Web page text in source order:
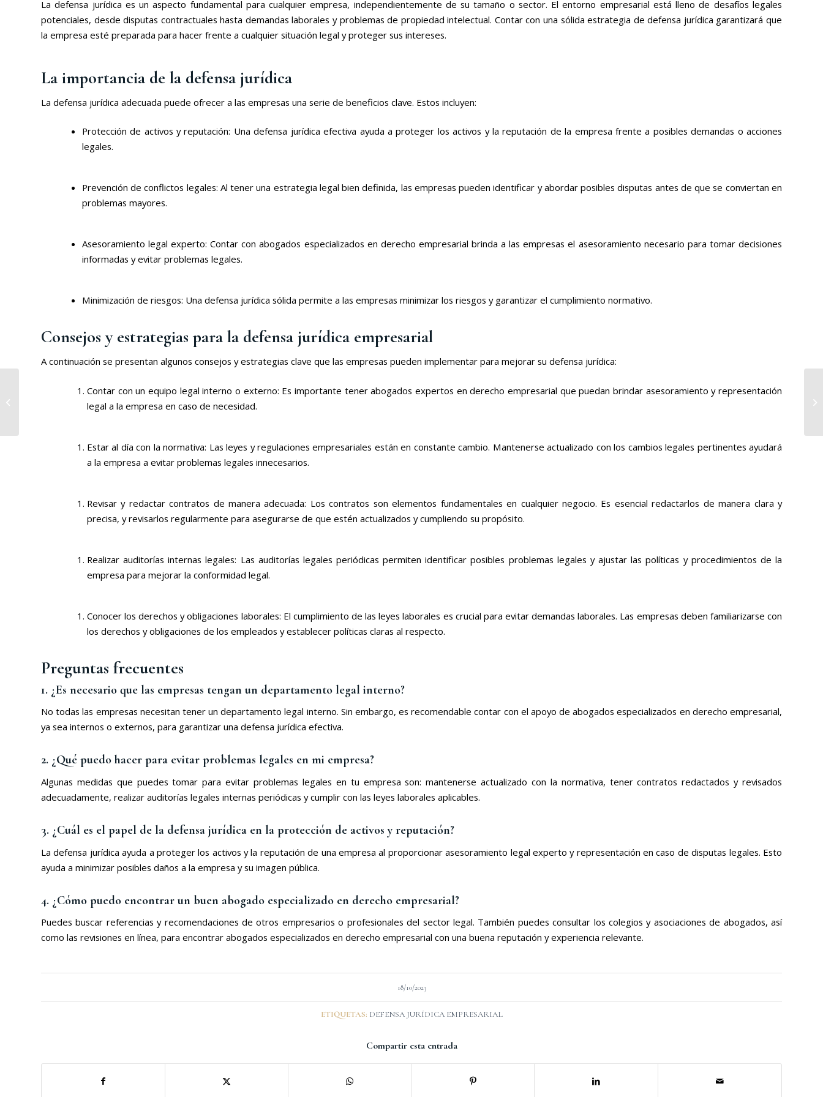
La defensa jurídica es un aspecto fundamental para cualquier empresa, independientemente de su tamaño o sector. El entorno empresarial está lleno de desafíos legales
potenciales, desde disputas contractuales hasta demandas laborales y problemas de propiedad intelectual. Contar con una sólida estrategia de defensa jurídica garantizará que
la empresa esté preparada para hacer frente a cualquier situación legal y proteger sus intereses.
La importancia de la defensa jurídica
La defensa jurídica adecuada puede ofrecer a las empresas una serie de beneficios clave. Estos incluyen:
Protección de activos y reputación: Una defensa jurídica efectiva ayuda a proteger los activos y la reputación de la empresa frente a posibles demandas o acciones
legales.
Prevención de conflictos legales: Al tener una estrategia legal bien definida, las empresas pueden identificar y abordar posibles disputas antes de que se conviertan en
problemas mayores.
Asesoramiento legal experto: Contar con abogados especializados en derecho empresarial brinda a las empresas el asesoramiento necesario para tomar decisiones
informadas y evitar problemas legales.
Minimización de riesgos: Una defensa jurídica sólida permite a las empresas minimizar los riesgos y garantizar el cumplimiento normativo.
Consejos y estrategias para la defensa jurídica empresarial
A continuación se presentan algunos consejos y estrategias clave que las empresas pueden implementar para mejorar su defensa jurídica:
Contar con un equipo legal interno o externo: Es importante tener abogados expertos en derecho empresarial que puedan brindar asesoramiento y representación
legal a la empresa en caso de necesidad.
Estar al día con la normativa: Las leyes y regulaciones empresariales están en constante cambio. Mantenerse actualizado con los cambios legales pertinentes ayudará
a la empresa a evitar problemas legales innecesarios.
Revisar y redactar contratos de manera adecuada: Los contratos son elementos fundamentales en cualquier negocio. Es esencial redactarlos de manera clara y
precisa, y revisarlos regularmente para asegurarse de que estén actualizados y cumpliendo su propósito.
Realizar auditorías internas legales: Las auditorías legales periódicas permiten identificar posibles problemas legales y ajustar las políticas y procedimientos de la
empresa para mejorar la conformidad legal.
Conocer los derechos y obligaciones laborales: El cumplimiento de las leyes laborales es crucial para evitar demandas laborales. Las empresas deben familiarizarse con
los derechos y obligaciones de los empleados y establecer políticas claras al respecto.
Preguntas frecuentes
1. ¿Es necesario que las empresas tengan un departamento legal interno?
No todas las empresas necesitan tener un departamento legal interno. Sin embargo, es recomendable contar con el apoyo de abogados especializados en derecho empresarial,
ya sea internos o externos, para garantizar una defensa jurídica efectiva.
2. ¿Qué puedo hacer para evitar problemas legales en mi empresa?
Algunas medidas que puedes tomar para evitar problemas legales en tu empresa son: mantenerse actualizado con la normativa, tener contratos redactados y revisados
adecuadamente, realizar auditorías legales internas periódicas y cumplir con las leyes laborales aplicables.
3. ¿Cuál es el papel de la defensa jurídica en la protección de activos y reputación?
La defensa jurídica ayuda a proteger los activos y la reputación de una empresa al proporcionar asesoramiento legal experto y representación en caso de disputas legales. Esto
ayuda a minimizar posibles daños a la empresa y su imagen pública.
4. ¿Cómo puedo encontrar un buen abogado especializado en derecho empresarial?
Puedes buscar referencias y recomendaciones de otros empresarios o profesionales del sector legal. También puedes consultar los colegios y asociaciones de abogados, así
como las revisiones en línea, para encontrar abogados especializados en derecho empresarial con una buena reputación y experiencia relevante.
18/10/2023
ETIQUETAS: DEFENSA JURÍDICA EMPRESARIAL
Compartir esta entrada
Abogado en casos de